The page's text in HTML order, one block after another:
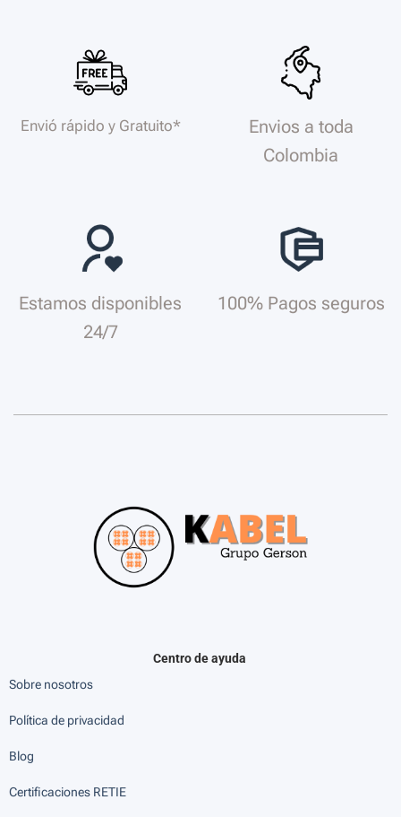
Envió rápido y Gratuito*
Envios a toda
Colombia
Estamos disponibles
24/7
100% Pagos seguros
Centro de ayuda
Sobre nosotros
Política de privacidad
Blog
Certificaciones RETIE